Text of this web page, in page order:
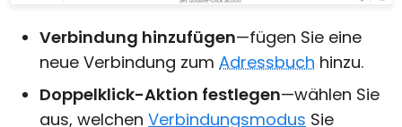
Verbindung hinzufügen—fügen Sie eine
neue Verbindung zum Adressbuch hinzu.
Doppelklick-Aktion festlegen—wählen Sie
aus, welchen Verbindungsmodus Sie